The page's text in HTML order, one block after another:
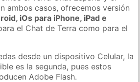
ambos casos, ofrecemos versión
iOs para iPhone, iPad e
el Chat de Terra como para el
desde un dispositivo Celular, la
es la segunda, pues estos
Adobe Flash.